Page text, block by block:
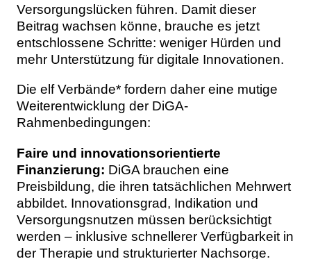
Versorgungslücken führen. Damit dieser
Beitrag wachsen könne, brauche es jetzt
entschlossene Schritte: weniger Hürden und
mehr Unterstützung für digitale Innovationen.
Die elf Verbände* fordern daher eine mutige
Weiterentwicklung der DiGA-
Rahmenbedingungen:
Faire und innovationsorientierte
Finanzierung: DiGA brauchen eine
Preisbildung, die ihren tatsächlichen Mehrwert
abbildet. Innovationsgrad, Indikation und
Versorgungsnutzen müssen berücksichtigt
werden – inklusive schnellerer Verfügbarkeit in
der Therapie und strukturierter Nachsorge.